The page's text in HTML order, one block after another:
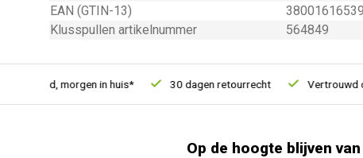
EAN (GTIN-13)
Klusspullen artikelnummer
564849
morgen in huis* 30 dagen retourrecht Vertrouwd
Op de hoogte blijven